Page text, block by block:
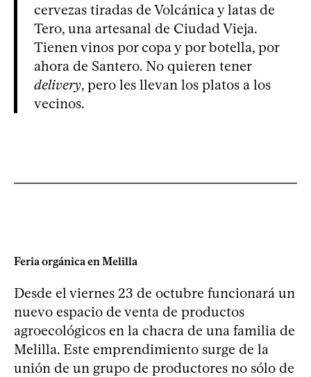
cervezas tiradas de Volcánica y latas de
Tero, una artesanal de Ciudad Vieja.
Tienen vinos por copa y por botella, por
ahora de Santero. No quieren tener
delivery, pero les llevan los platos a los
vecinos.
Feria orgánica en Melilla
Desde el viernes 23 de octubre funcionará un
nuevo espacio de venta de productos
agroecológicos en la chacra de una familia de
Melilla. Este emprendimiento surge de la
unión de un grupo de productores no sólo de